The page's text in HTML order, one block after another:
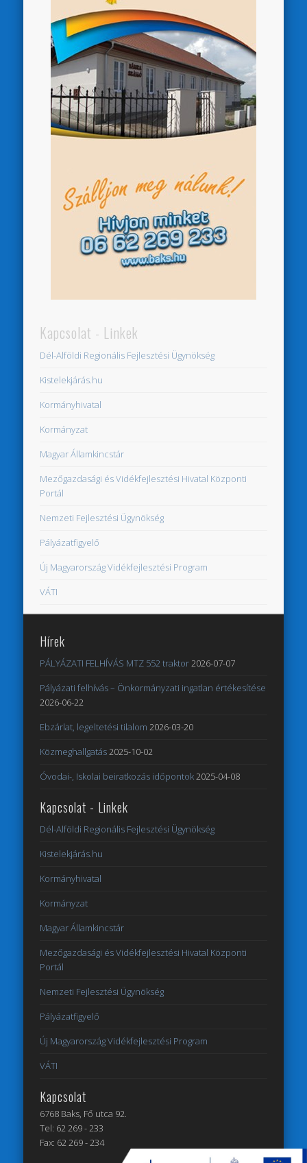
Kapcsolat - Linkek
Dél-Alföldi Regionális Fejlesztési Ügynökség
Kistelekjárás.hu
Kormányhivatal
Kormányzat
Magyar Államkincstár
Mezőgazdasági és Vidékfejlesztési Hivatal Központi
Portál
Nemzeti Fejlesztési Ügynökség
Pályázatfigyelő
Új Magyarország Vidékfejlesztési Program
VÁTI
Hírek
PÁLYÁZATI FELHÍVÁS MTZ 552 traktor2026-07-07
Pályázati felhívás – Önkormányzati ingatlan értékesítése
2026-06-22
Ebzárlat, legeltetési tilalom 2026-03-20
Közmeghallgatás2025-10-02
Óvodai-, Iskolai beiratkozás időpontok2025-04-08
Kapcsolat - Linkek
Dél-Alföldi Regionális Fejlesztési Ügynökség
Kistelekjárás.hu
Kormányhivatal
Kormányzat
Magyar Államkincstár
Mezőgazdasági és Vidékfejlesztési Hivatal Központi
Portál
Nemzeti Fejlesztési Ügynökség
Pályázatfigyelő
Új Magyarország Vidékfejlesztési Program
VÁTI
Kapcsolat
6768 Baks, Fő utca 92.
Tel: 62 269 - 233
Fax: 62 269 - 234